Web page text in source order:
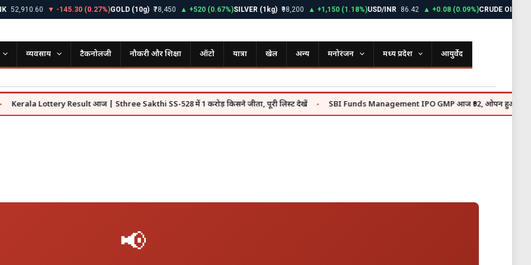
▼ -145.30 (0.27%)GOLD (10g) ₹78,450 ▲ +520 (0.67%)SILVER (1kg) ₹98,200 ▲ +1,150 (1.18%)USD/INR 86.42 ▲ +0.08 (0.09%)CRUDE OIL $72.85
व्यवसाय टैकनोलजी नौकरी और शिक्षा ऑटो यात्रा खेल अन्य मनोरंजन मध्य प्रदेश आयुर्वेद
Lottery Result आज | Sthree Sakthi SS-528 में 1 करोड़ किसने जीता, पूरी लिस्ट देखें ● SBI Funds Management IPO GMP आज ₹92, ओपन हुआ ₹9,813
📢